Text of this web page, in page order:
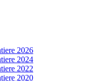
2026
2024
2022
2020